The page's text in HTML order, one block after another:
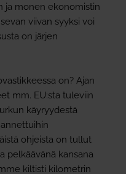
ja monen ekonomistin
viivan syyksi voi
on järjen
on? Ajan
mm. EU:sta tuleviin
käyryydestä
ohjeista on tullut
pelkäävänä kansana
kiltisti kilometrin